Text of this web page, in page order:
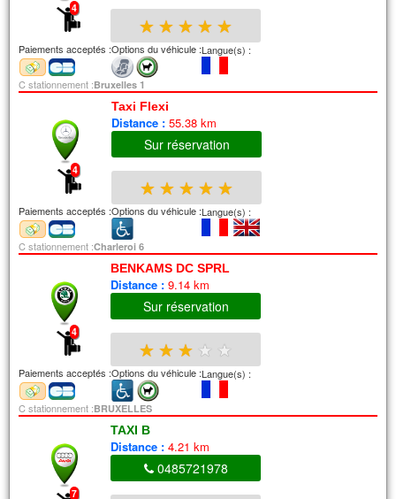
4
★ ★ ★ ★ ★
Paiements acceptés :Options du véhicule :Langue(s) :
C stationnement :Bruxelles 1
4
Taxi Flexi
Distance : 55.38 km
Sur réservation
★ ★ ★ ★ ★
Paiements acceptés :Options du véhicule :Langue(s) :
C stationnement :Charleroi 6
4
BENKAMS DC SPRL
Distance : 9.14 km
Sur réservation
★ ★ ★ ★ ★
Paiements acceptés :Options du véhicule :Langue(s) :
C stationnement :BRUXELLES
7
TAXI B
Distance : 4.21 km
0485721978